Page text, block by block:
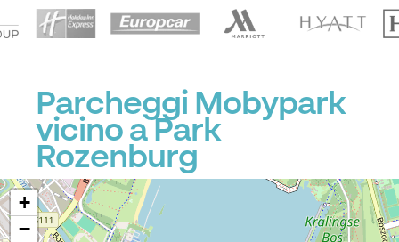
Parcheggi Mobypark
vicino a Park
Rozenburg
+
−